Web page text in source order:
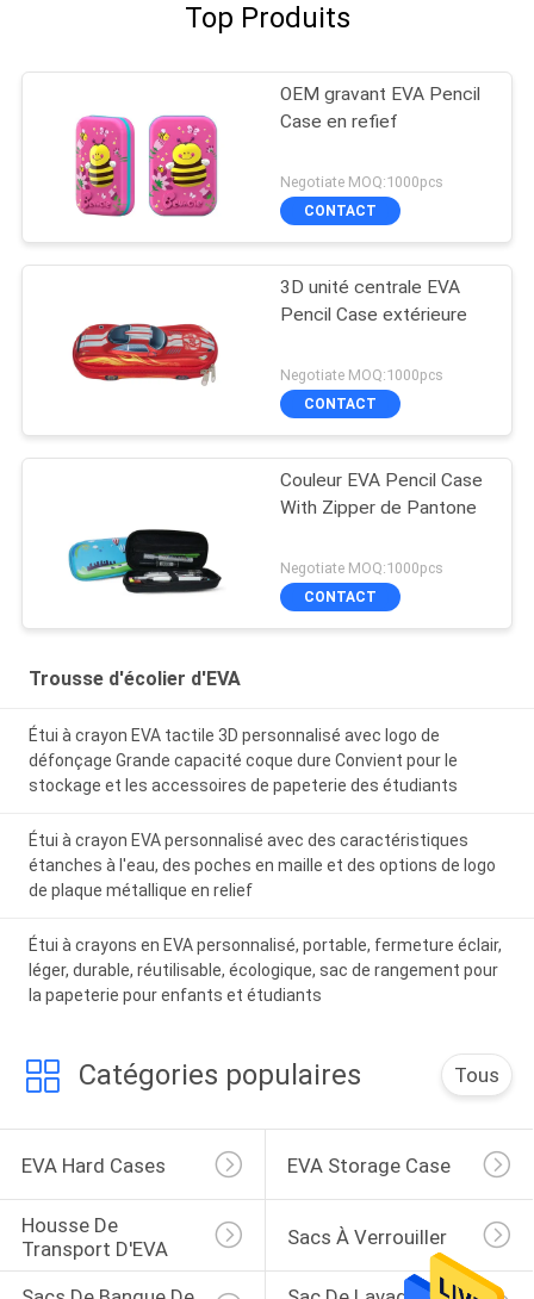
Top Produits
OEM gravant EVA Pencil
Case en refief
Negotiate MOQ:1000pcs
CONTACT
3D unité centrale EVA
Pencil Case extérieure
Negotiate MOQ:1000pcs
CONTACT
Couleur EVA Pencil Case
With Zipper de Pantone
Negotiate MOQ:1000pcs
CONTACT
Trousse d'écolier d'EVA
Étui à crayon EVA tactile 3D personnalisé avec logo de
défonçage Grande capacité coque dure Convient pour le
stockage et les accessoires de papeterie des étudiants
Étui à crayon EVA personnalisé avec des caractéristiques
étanches à l'eau, des poches en maille et des options de logo
de plaque métallique en relief
Étui à crayons en EVA personnalisé, portable, fermeture éclair,
léger, durable, réutilisable, écologique, sac de rangement pour
la papeterie pour enfants et étudiants
Catégories populaires Tous
EVA Hard Cases EVA Storage Case
Housse De
Transport D'EVA
Sacs À Verrouiller